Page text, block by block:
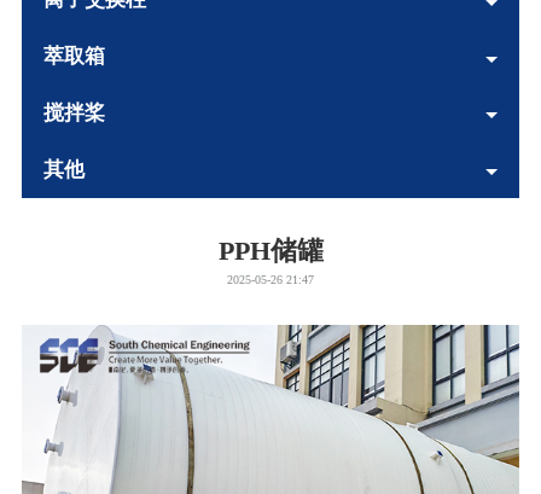
萃取箱
搅拌桨
其他
PPH储罐
2025-05-26 21:47